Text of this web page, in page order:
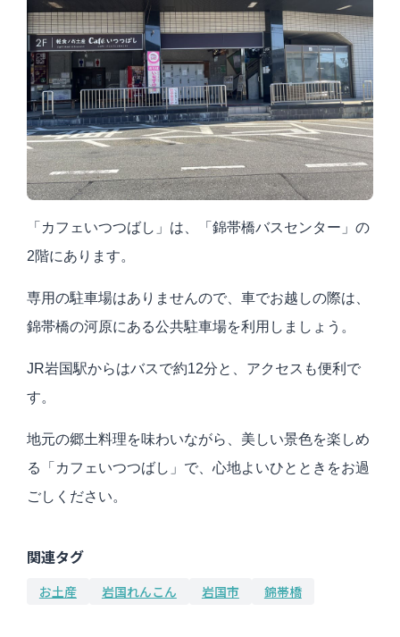
「カフェいつつばし」は、「錦帯橋バスセンター」の
2階にあります。
専用の駐車場はありませんので、車でお越しの際は、
錦帯橋の河原にある公共駐車場を利用しましょう。
JR岩国駅からはバスで約12分と、アクセスも便利で
す。
地元の郷土料理を味わいながら、美しい景色を楽しめ
る「カフェいつつばし」で、心地よいひとときをお過
ごしください。
関連タグ
お土産
岩国れんこん 岩国市 錦帯橋